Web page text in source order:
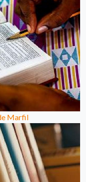
Marfil